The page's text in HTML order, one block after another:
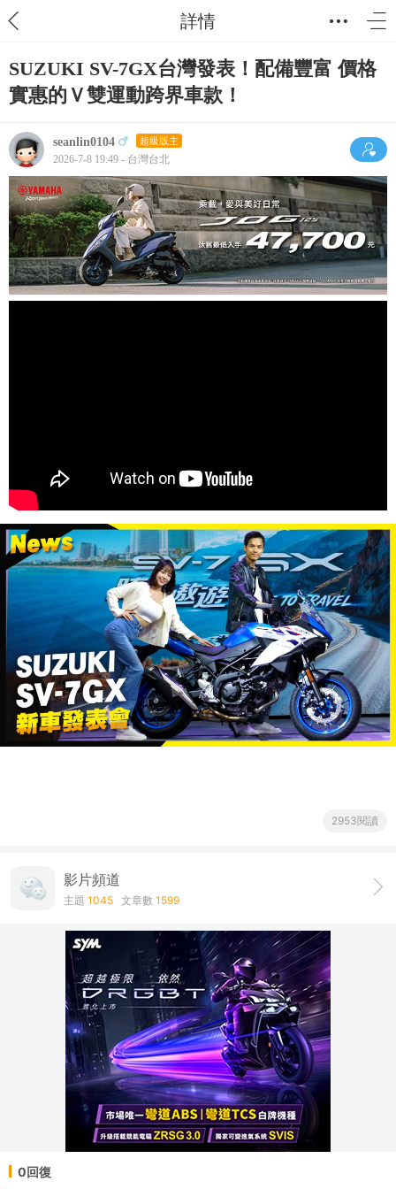
詳情
SUZUKI SV-7GX台灣發表！配備豐富 價格
實惠的Ｖ雙運動跨界車款！
seanlin0104 超級版主
2026-7-8 19:49 - 台灣台北
2953閱讀
影片頻道
主題 1045 文章數 1599
0回復